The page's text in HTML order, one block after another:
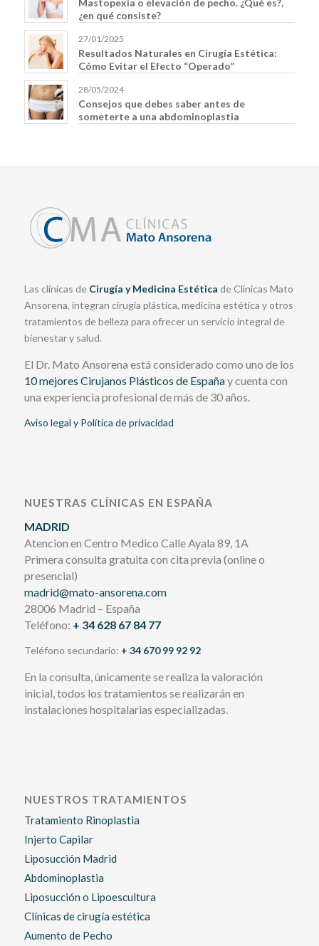
Mastopexia o elevación de pecho. ¿Qué es?,
¿en qué consiste?
27/01/2025
Resultados Naturales en Cirugía Estética:
Cómo Evitar el Efecto “Operado”
28/05/2024
Consejos que debes saber antes de
someterte a una abdominoplastia
Las clínicas de Cirugía y Medicina Estética de Clínicas Mato
Ansorena, integran cirugía plástica, medicina estética y otros
tratamientos de belleza para ofrecer un servicio integral de
bienestar y salud.
El Dr. Mato Ansorena está considerado como uno de los
10 mejores Cirujanos Plásticos de Españay cuenta con
una experiencia profesional de más de 30 años.
Aviso legal y Política de privacidad
NUESTRAS CLÍNICAS EN ESPAÑA
MADRID
Atencion en Centro Medico Calle Ayala 89, 1A
Primera consulta gratuita con cita previa (online o
presencial)
madrid@mato-ansorena.com
28006 Madrid – España
Teléfono: + 34 628 67 84 77
Teléfono secundario: + 34 670 99 92 92
En la consulta, únicamente se realiza la valoración
inicial, todos los tratamientos se realizarán en
instalaciones hospitalarias especializadas.
NUESTROS TRATAMIENTOS
Tratamiento Rinoplastia
Injerto Capilar
Liposucción Madrid
Abdominoplastia
Liposucción o Lipoescultura
Clínicas de cirugía estética
Aumento de Pecho